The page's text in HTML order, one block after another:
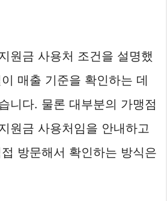
원금 사용처 조건을 설명했
매출 기준을 확인하는 데
니다. 물론 대부분의 가맹점
원금 사용처임을 안내하고
방문해서 확인하는 방식은